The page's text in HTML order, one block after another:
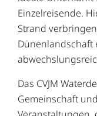
Einzelreisende.
Strand
Dünenlandschaft
Das CVJM
Gemeinschaft